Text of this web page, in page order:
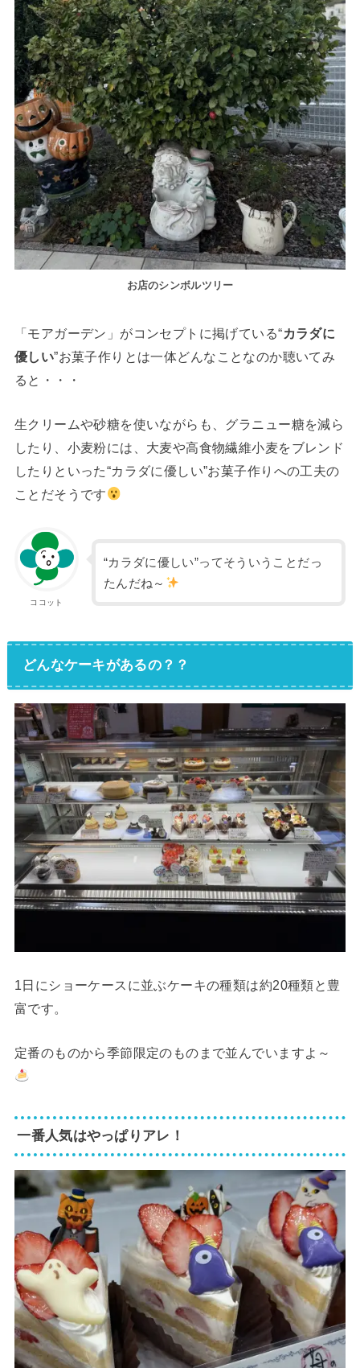
お店のシンボルツリー
「モアガーデン」がコンセプトに掲げている“カラダに
優しい”お菓子作りとは一体どんなことなのか聴いてみ
ると・・・
生クリームや砂糖を使いながらも、グラニュー糖を減ら
したり、小麦粉には、大麦や高食物繊維小麦をブレンド
したりといった“カラダに優しい”お菓子作りへの工夫の
ことだそうです
ココット
“カラダに優しい”ってそういうことだっ
たんだね～
どんなケーキがあるの？？
1日にショーケースに並ぶケーキの種類は約20種類と豊
富です。
定番のものから季節限定のものまで並んでいますよ～
一番人気はやっぱりアレ！